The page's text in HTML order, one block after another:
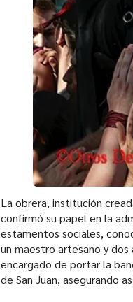
La obrera, institución
confirmó su papel en la
estamentos sociales,
un maestro artesano y
encargado de portar la
de San Juan, asegurando